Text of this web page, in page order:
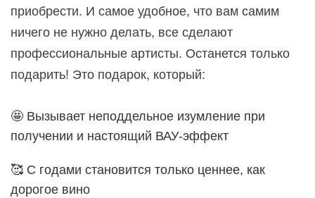
приобрести. И самое удобное, что вам самим
ничего не нужно делать, все сделают
профессиональные артисты. Останется только
подарить! Это подарок, который:
🤩 Вызывает неподдельное изумление при
получении и настоящий ВАУ-эффект
🥰 С годами становится только ценнее, как
дорогое вино